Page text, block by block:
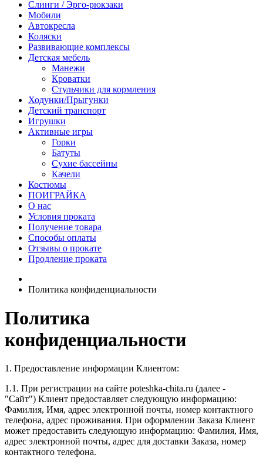
Слинги / Эрго-рюкзаки
Мобили
Автокресла
Коляски
Развивающие комплексы
Детская мебель
Манежи
Кроватки
Стульчики для кормления
Ходунки/Прыгунки
Детский транспорт
Игрушки
Активные игры
Горки
Батуты
Сухие бассейны
Качели
Костюмы
ПОИГРАЙКА
О нас
Условия проката
Получение товара
Способы оплаты
Отзывы о прокате
Продление проката
Политика конфиденциальности
Политика
конфиденциальности
1. Предоставление информации Клиентом:
1.1. При регистрации на сайте poteshka-chita.ru (далее -
"Сайт") Клиент предоставляет следующую информацию:
Фамилия, Имя, адрес электронной почты, номер контактного
телефона, адрес проживания. При оформлении Заказа Клиент
может предоставить следующую информацию: Фамилия, Имя,
адрес электронной почты, адрес для доставки Заказа, номер
контактного телефона.